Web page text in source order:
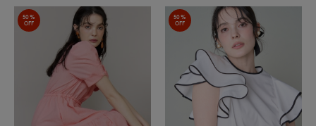
50%
OFF
50%
OFF